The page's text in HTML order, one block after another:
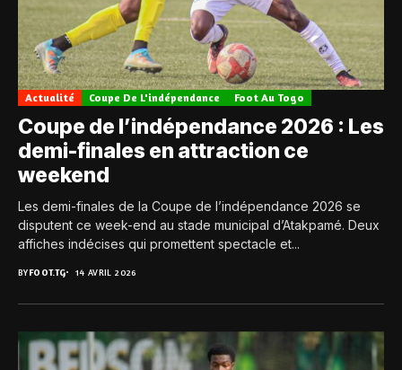
Actualité Coupe De L'indépendance Foot Au Togo
Coupe de l’indépendance 2026 : Les
demi-finales en attraction ce
weekend
Les demi-finales de la Coupe de l’indépendance 2026 se
disputent ce week-end au stade municipal d’Atakpamé. Deux
affiches indécises qui promettent spectacle et...
BYFOOT.TG 14 AVRIL 2026